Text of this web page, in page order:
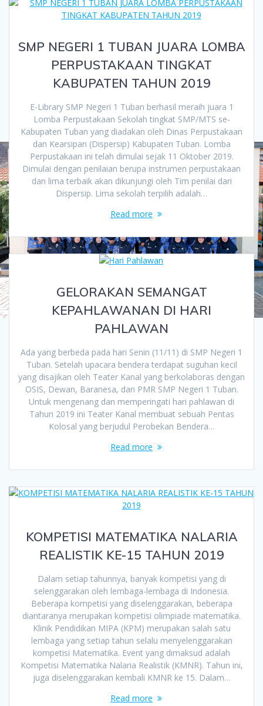
SMP NEGERI 1 TUBAN JUARA LOMBA
PERPUSTAKAAN TINGKAT
KABUPATEN TAHUN 2019
E-Library SMP Negeri 1 Tuban berhasil meraih juara 1
Lomba Perpustakaan Sekolah tingkat SMP/MTS se-
Kabupaten Tuban yang diadakan oleh Dinas Perpustakaan
dan Kearsipan (Dispersip) Kabupaten Tuban. Lomba
Perpustakaan ini telah dimulai sejak 11 Oktober 2019.
Dimulai dengan penilaian berupa instrumen perpustakaan
dan lima terbaik akan dikunjungi oleh Tim penilai dari
Dispersip. Lima sekolah terpilih adalah…
Read more
GELORAKAN SEMANGAT
KEPAHLAWANAN DI HARI
PAHLAWAN
Ada yang berbeda pada hari Senin (11/11) di SMP Negeri 1
Tuban. Setelah upacara bendera terdapat suguhan kecil
yang disajikan oleh Teater Kanal yang berkolaboras dengan
OSIS, Dewan, Baranesa, dan PMR SMP Negeri 1 Tuban.
Untuk mengenang dan memperingati hari pahlawan di
Tahun 2019 ini Teater Kanal membuat sebuah Pentas
Kolosal yang berjudul Perobekan Bendera…
Read more
KOMPETISI MATEMATIKA NALARIA
REALISTIK KE-15 TAHUN 2019
Dalam setiap tahunnya, banyak kompetisi yang di
selenggarakan oleh lembaga-lembaga di Indonesia.
Beberapa kompetisi yang diselenggarakan, beberapa
diantaranya merupakan kompetisi olimpiade matematika.
Klinik Pendidikan MIPA (KPM) merupakan salah satu
lembaga yang setiap tahun selalu menyelenggarakan
kompetisi Matematika. Event yang dimaksud adalah
Kompetisi Matematika Nalaria Realistik (KMNR). Tahun ini,
juga diselenggarakan kembali KMNR ke 15. Dalam…
Read more